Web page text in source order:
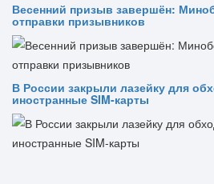
Весенний призыв завершён:
отправки призывников
В России закрыли лазейку для
иностранные SIM-карты